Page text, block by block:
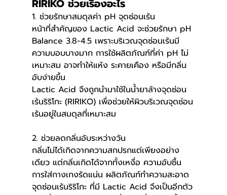
RIRIKO ช่วยเรื่องอะไร
1. ช่วยรักษาสมดุลค่า pH จุดซ่อนเร้น
หน้าที่สำคัญของ Lactic Acid จะช่วยรักษา pH
Balance 3.8-4.5 เพราะบริเวณจุดซ่อนเร้นมี
ความบอบบางมาก การใช้ผลิตภัณฑ์ที่ค่า pH ไม่
เหมาะสม อาจทำให้แห้ง ระคายเคือง หรือมีกลิ่น
อับง่ายขึ้น
Lactic Acid จึงถูกนำมาใช้ในน้ำยาล้างจุดซ่อน
เร้นริริโกะ (RIRIKO) เพื่อช่วยให้ผิวบริเวณจุดซ่อน
เร้นอยู่ในสมดุลที่เหมาะสม
2. ช่วยลดกลิ่นอับระหว่างวัน
กลิ่นไม่ได้เกิดจากความสกปรกแต่เพียงอย่าง
เดียว แต่กลิ่นเกิดได้จากทั้งเหงื่อ ความอับชื้น
การใส่กางเกงรัดแน่น ผลิตภัณฑ์ทำความสะอาด
จุดซ่อนเร้นริริโกะ ที่มี Lactic Acid จึงเป็นอีกตัว